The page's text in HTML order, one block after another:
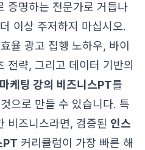
증명하는 전문가로 거듭나
이상 주저하지 마십시오.
율 광고 집행 노하우, 바이
전략, 그리고 데이터 기반의
케팅 강의 비즈니스PT를
으로 만들 수 있습니다. 특
비즈니스라면, 검증된 인스
PT 커리큘럼이 가장 빠른 해